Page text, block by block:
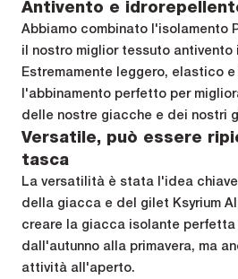
Antivento e
Abbiamo combinato l'isolamento
il nostro miglior tessuto antivento
Estremamente leggero, elastico
l'abbinamento perfetto per
delle nostre giacche e dei nostri
Versatile, può essere
tasca
La versatilità è stata l'idea
della giacca e del gilet Ksyrium
creare la giacca isolante
dall'autunno alla primavera, ma
attività all'aperto.